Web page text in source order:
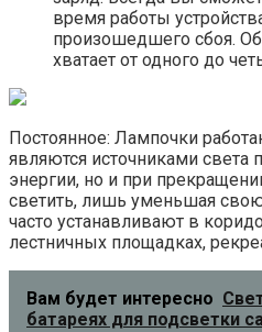
время работы
произошедшего сбоя.
хватает от одного до
Постоянное: Лампочки
являются источниками света
энергии, но и при
светить, лишь уменьшая
часто устанавливают в
лестничных площадках,
Вам будет интересно
батареях для подсветки